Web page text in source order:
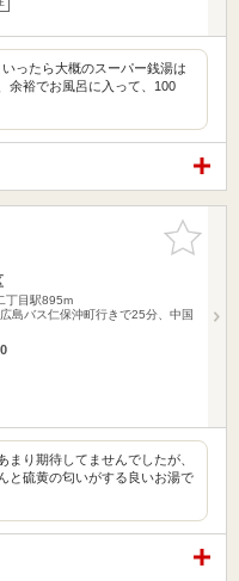
ったら大概のスーパー銭湯は
余裕でお風呂に入って、100
お気に入
りに追加
丁目駅895m
島バス仁保沖町行きで25分、中国
まり期待してませんでしたが、
と硫黄の匂いがする良いお湯で